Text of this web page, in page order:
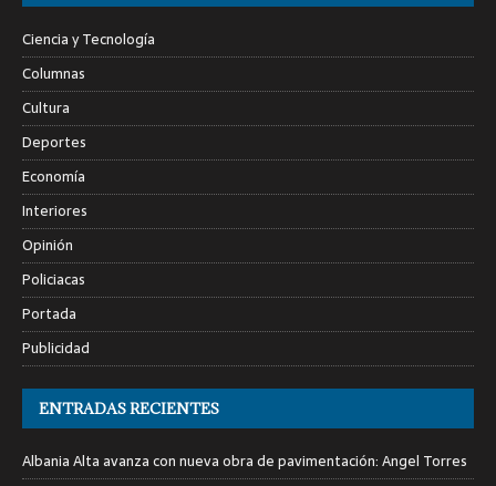
Ciencia y Tecnología
Columnas
Cultura
Deportes
Economía
Interiores
Opinión
Policiacas
Portada
Publicidad
ENTRADAS RECIENTES
Albania Alta avanza con nueva obra de pavimentación: Angel Torres